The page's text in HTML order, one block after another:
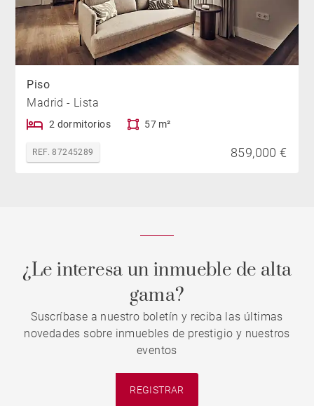
Piso
Madrid - Lista
2 dormitorios 57 m²
REF. 87245289 859,000 €
¿Le interesa un inmueble de alta
gama?
Suscríbase a nuestro boletín y reciba las últimas
novedades sobre inmuebles de prestigio y nuestros
eventos
REGISTRAR